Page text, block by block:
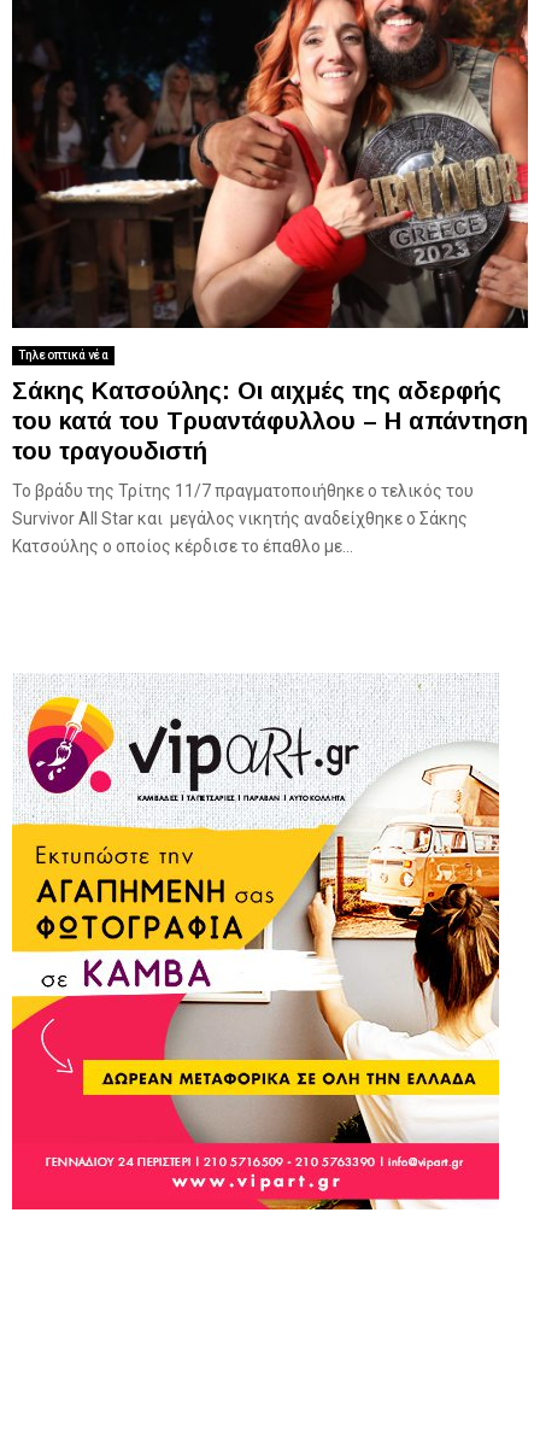
Τηλεοπτικά νέα
Σάκης Κατσούλης: Οι αιχμές της αδερφής
του κατά του Τρυαντάφυλλου – Η απάντηση
του τραγουδιστή
Το βράδυ της Τρίτης 11/7 πραγματοποιήθηκε ο τελικός του
Survivor All Star και μεγάλος νικητής αναδείχθηκε ο Σάκης
Κατσούλης ο οποίος κέρδισε το έπαθλο με...